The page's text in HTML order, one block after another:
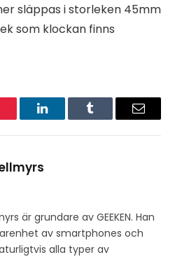
släppas i storleken 45mm
som klockan finns
LinkedInTumblr Email
är grundare av GEEKEN. Han
av smartphones och
alla typer av